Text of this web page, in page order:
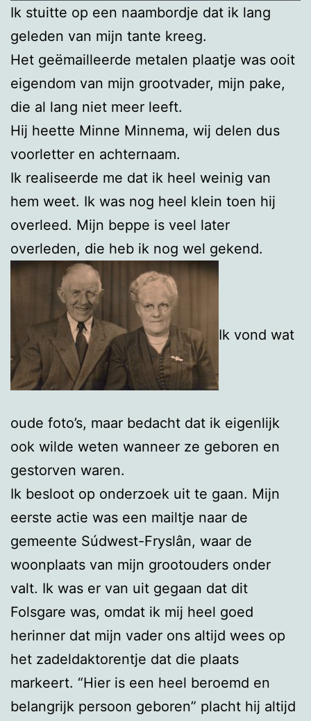
Ik stuitte op een naambordje dat ik lang
geleden van mijn tante kreeg.
Het geëmailleerde metalen plaatje was ooit
eigendom van mijn grootvader, mijn pake,
die al lang niet meer leeft.
Hij heette Minne Minnema, wij delen dus
voorletter en achternaam.
Ik realiseerde me dat ik heel weinig van
hem weet. Ik was nog heel klein toen hij
overleed. Mijn beppe is veel later
overleden, die heb ik nog wel gekend.
Ik vond wat
oude foto’s, maar bedacht dat ik eigenlijk
ook wilde weten wanneer ze geboren en
gestorven waren.
Ik besloot op onderzoek uit te gaan. Mijn
eerste actie was een mailtje naar de
gemeente Súdwest-Fryslân, waar de
woonplaats van mijn grootouders onder
valt. Ik was er van uit gegaan dat dit
Folsgare was, omdat ik mij heel goed
herinner dat mijn vader ons altijd wees op
het zadeldaktorentje dat die plaats
markeert. “Hier is een heel beroemd en
belangrijk persoon geboren” placht hij altijd